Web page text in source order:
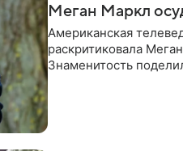
Меган Маркл
Американская
раскритиковала
Знаменитость